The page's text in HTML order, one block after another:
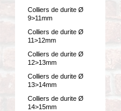
Colliers de durite Ø
9>11mm
Colliers de durite Ø
11>12mm
Colliers de durite Ø
12>13mm
Colliers de durite Ø
13>14mm
Colliers de durite Ø
14>15mm